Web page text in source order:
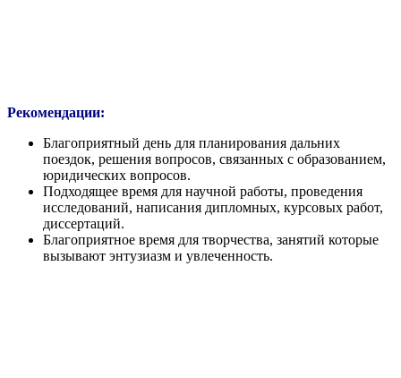
Рекомендации:
Благоприятный день для планирования дальних
поездок, решения вопросов, связанных с образованием,
юридических вопросов.
Подходящее время для научной работы, проведения
исследований, написания дипломных, курсовых работ,
диссертаций.
Благоприятное время для творчества, занятий которые
вызывают энтузиазм и увлеченность.